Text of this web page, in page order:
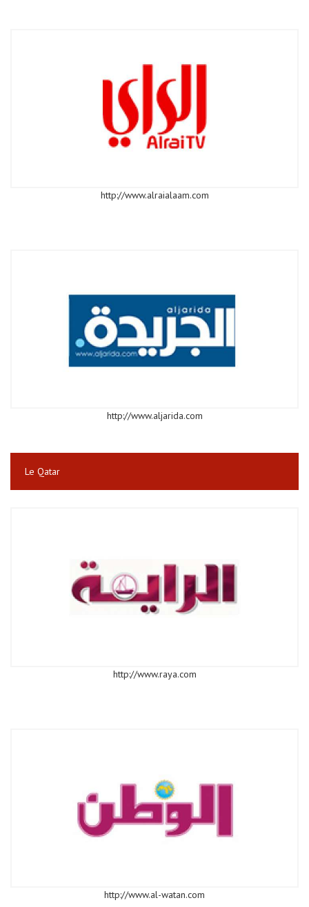
http://www.alraialaam.com
http://www.aljarida.com
Le Qatar
http://www.raya.com
http://www.al-watan.com